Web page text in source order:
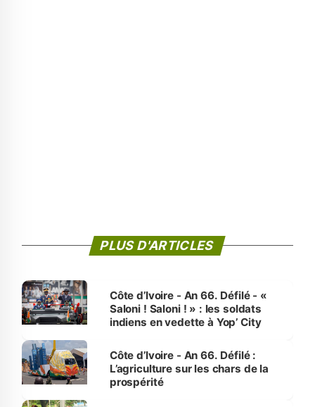
PLUS D'ARTICLES
Côte d’Ivoire - An 66. Défilé - «
Saloni ! Saloni ! » : les soldats
indiens en vedette à Yop’ City
Côte d’Ivoire - An 66. Défilé :
L’agriculture sur les chars de la
prospérité